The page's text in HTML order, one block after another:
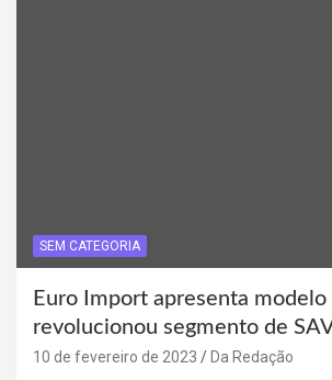
SEM CATEGORIA
Euro Import apresenta modelo
revolucionou segmento de
10 de fevereiro de 2023
Da Redação